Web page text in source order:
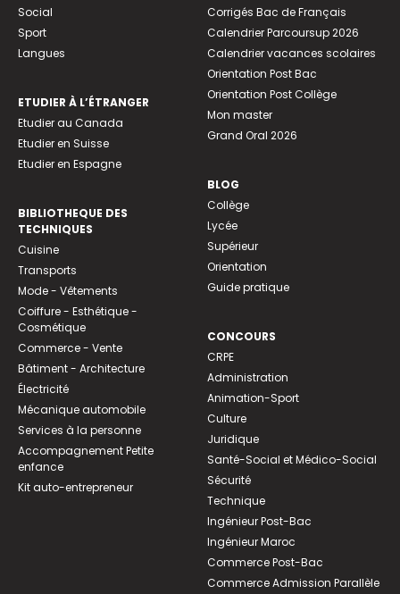
Social
Sport
Langues
ETUDIER À L’ÉTRANGER
Etudier au Canada
Etudier en Suisse
Etudier en Espagne
BIBLIOTHEQUE DES
TECHNIQUES
Cuisine
Transports
Mode - Vêtements
Coiffure - Esthétique -
Cosmétique
Commerce - Vente
Bâtiment - Architecture
Électricité
Mécanique automobile
Services à la personne
Accompagnement Petite
enfance
Kit auto-entrepreneur
Corrigés Bac de Français
Calendrier Parcoursup 2026
Calendrier vacances scolaires
Orientation Post Bac
Orientation Post Collège
Mon master
Grand Oral 2026
BLOG
Collège
Lycée
Supérieur
Orientation
Guide pratique
CONCOURS
CRPE
Administration
Animation-Sport
Culture
Juridique
Santé-Social et Médico-Social
Sécurité
Technique
Ingénieur Post-Bac
Ingénieur Maroc
Commerce Post-Bac
Commerce Admission Parallèle